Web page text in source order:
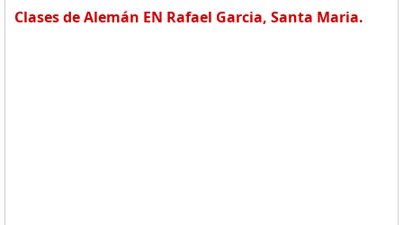
Clases de Alemán EN Rafael Garcia, Santa Maria.